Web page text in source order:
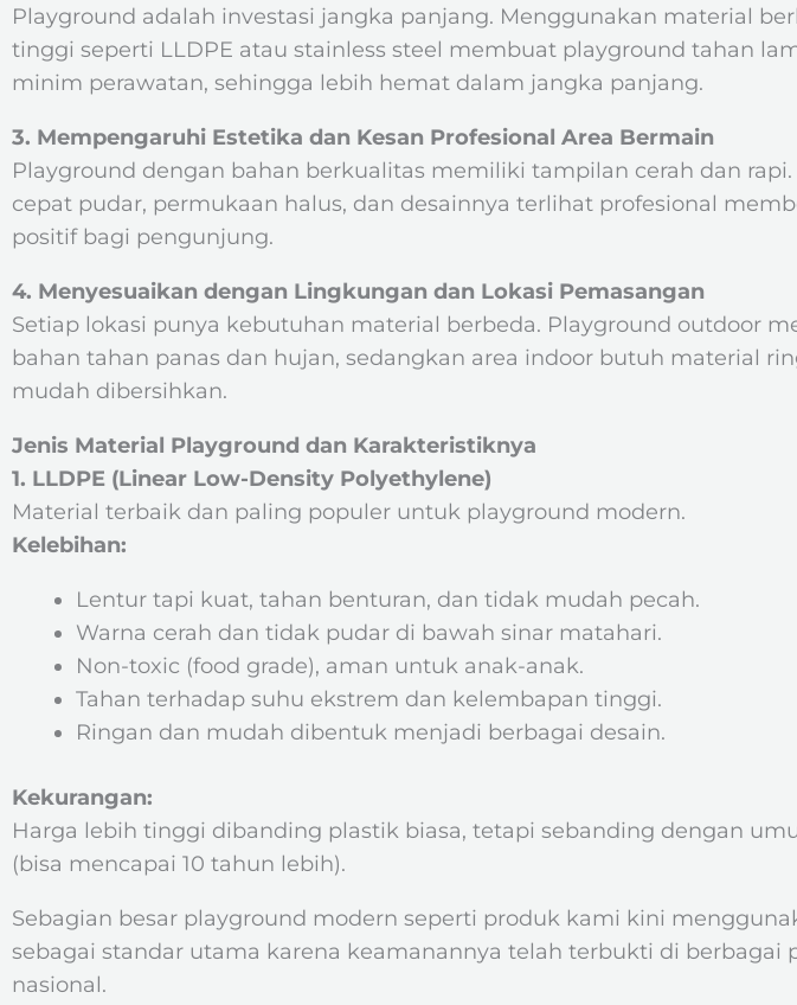
Playground adalah investasi jangka panjang. Menggunakan material
tinggi seperti LLDPE atau stainless steel membuat playground tahan
minim perawatan, sehingga lebih hemat dalam jangka panjang.
3. Mempengaruhi Estetika dan Kesan Profesional Area Bermain
Playground dengan bahan berkualitas memiliki tampilan cerah dan
cepat pudar, permukaan halus, dan desainnya terlihat profesional
positif bagi pengunjung.
4. Menyesuaikan dengan Lingkungan dan Lokasi Pemasangan
Setiap lokasi punya kebutuhan material berbeda. Playground outdoor
bahan tahan panas dan hujan, sedangkan area indoor butuh material
mudah dibersihkan.
Jenis Material Playground dan Karakteristiknya
1. LLDPE (Linear Low-Density Polyethylene)
Material terbaik dan paling populer untuk playground modern.
Kelebihan:
Lentur tapi kuat, tahan benturan, dan tidak mudah pecah.
Warna cerah dan tidak pudar di bawah sinar matahari.
Non-toxic (food grade), aman untuk anak-anak.
Tahan terhadap suhu ekstrem dan kelembapan tinggi.
Ringan dan mudah dibentuk menjadi berbagai desain.
Kekurangan:
Harga lebih tinggi dibanding plastik biasa, tetapi sebanding dengan
(bisa mencapai 10 tahun lebih).
Sebagian besar playground modern seperti produk kami kini
sebagai standar utama karena keamanannya telah terbukti di berbagai
nasional.